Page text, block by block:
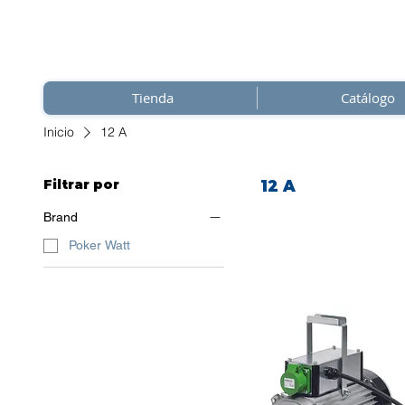
Tienda Catálogo
Inicio 12 A
Filtrar por
Brand
Poker Watt
12 A